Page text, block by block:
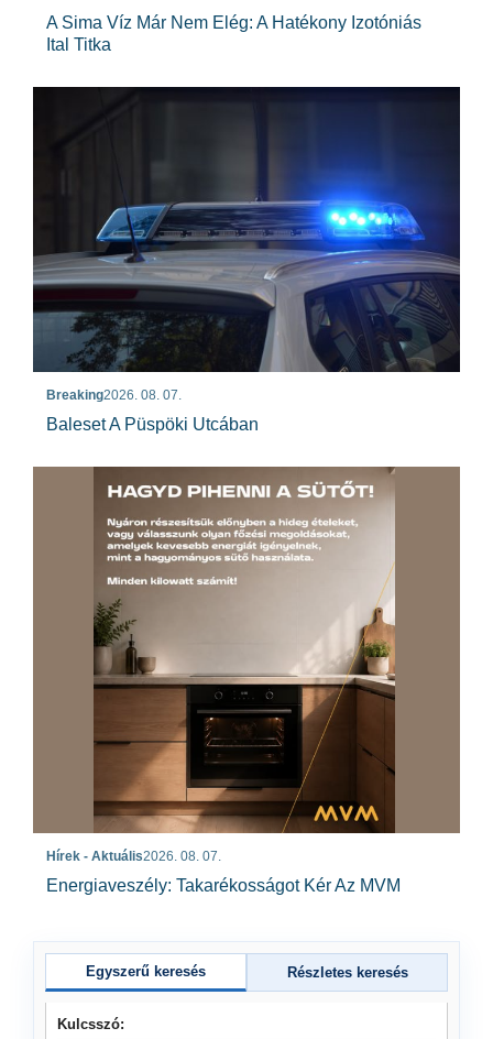
A Sima Víz Már Nem Elég: A Hatékony Izotóniás
Ital Titka
Breaking2026. 08. 07.
Baleset A Püspöki Utcában
Hírek - Aktuális2026. 08. 07.
Energiaveszély: Takarékosságot Kér Az MVM
Egyszerű keresés Részletes keresés
Kulcsszó: